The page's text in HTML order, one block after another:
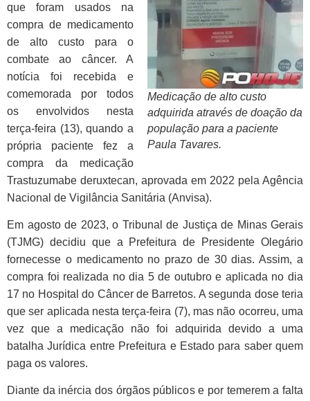
Medicação de alto custo
adquirida através de doação da
população para a paciente
Paula Tavares.
que foram usados na
compra de medicamento
de alto custo para o
combate ao câncer. A
notícia foi recebida e
comemorada por todos
os envolvidos nesta
terça-feira (13), quando a
própria paciente fez a
compra da medicação
Trastuzumabe deruxtecan, aprovada em 2022 pela Agência
Nacional de Vigilância Sanitária (Anvisa).
Em agosto de 2023, o Tribunal de Justiça de Minas Gerais
(TJMG) decidiu que a Prefeitura de Presidente Olegário
fornecesse o medicamento no prazo de 30 dias. Assim, a
compra foi realizada no dia 5 de outubro e aplicada no dia
17 no Hospital do Câncer de Barretos. A segunda dose teria
que ser aplicada nesta terça-feira (7), mas não ocorreu, uma
vez que a medicação não foi adquirida devido a uma
batalha Jurídica entre Prefeitura e Estado para saber quem
paga os valores.
Diante da inércia dos órgãos públicos e por temerem a falta